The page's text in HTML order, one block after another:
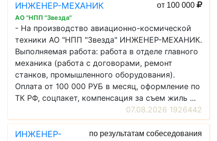
ИНЖЕНЕР-МЕХАНИК от 100 000
АО "НПП "Звезда"
- На производство авиационно-космической
техники АО "НПП "Звезда" ИНЖЕНЕР-МЕХАНИК.
Выполняемая работа: работа в отделе главного
механика (работа с договорами, ремонт
станков, промышленного оборудования).
Оплата от 100 000 РУБ в месяц, оформление по
ТК РФ, соцпакет, компенсация за съем жиль ...
07.08.2026 1926442
ИНЖЕНЕР-
по результатам собеседования